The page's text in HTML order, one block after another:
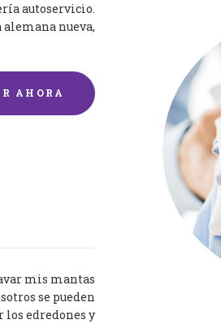
autoservicio.
nueva,
AHORA
mis mantas
se pueden
los edredones y